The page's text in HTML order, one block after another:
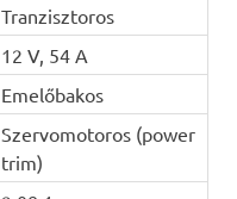
Tranzisztoros
12 V, 54 A
Emelőbakos
Szervomotoros (power
trim)